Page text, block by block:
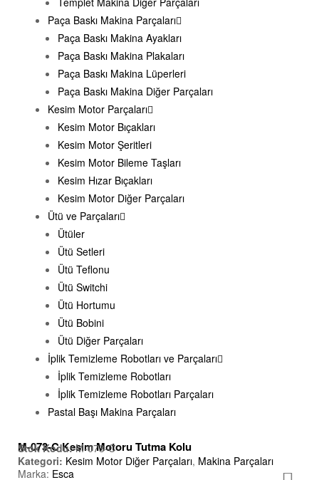
Paça Baskı Makina Parçaları
Paça Baskı Makina Ayakları
Paça Baskı Makina Plakaları
Paça Baskı Makina Lüperleri
Paça Baskı Makina Diğer Parçaları
Kesim Motor Parçaları
Kesim Motor Bıçakları
Kesim Motor Şeritleri
Kesim Motor Bileme Taşları
Kesim Hızar Bıçakları
Kesim Motor Diğer Parçaları
Ütü ve Parçaları
Ütüler
Ütü Setleri
Ütü Teflonu
Ütü Switchi
Ütü Hortumu
Ütü Bobini
Ütü Diğer Parçaları
İplik Temizleme Robotları ve Parçaları
İplik Temizleme Robotları
İplik Temizleme Robotları Parçaları
Pastal Başı Makina Parçaları
M-073-C Kesim Motoru Tutma Kolu
Stok Kodu:M-073-C
Kategori: Kesim Motor Diğer Parçaları, Makina Parçaları
Marka: Esca